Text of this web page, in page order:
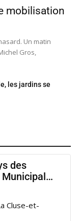
mobilisation
Un matin
Gros,
les jardins se
des
Cluse-et-